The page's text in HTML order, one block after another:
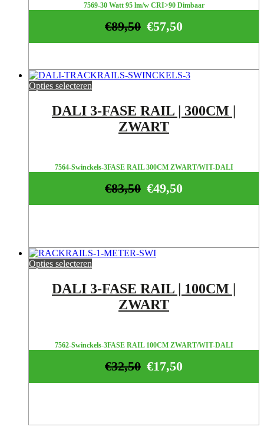
7569-30 Watt 95 lm/w CRI>90 Dimbaar
€57,50
€89,50
Opties selecteren
DALI 3-FASE RAIL | 300CM |
ZWART
7564-Swinckels-3FASE RAIL 300CM ZWART/WIT-DALI
€49,50
€83,50
Opties selecteren
DALI 3-FASE RAIL | 100CM |
ZWART
7562-Swinckels-3FASE RAIL 100CM ZWART/WIT-DALI
€17,50
€32,50